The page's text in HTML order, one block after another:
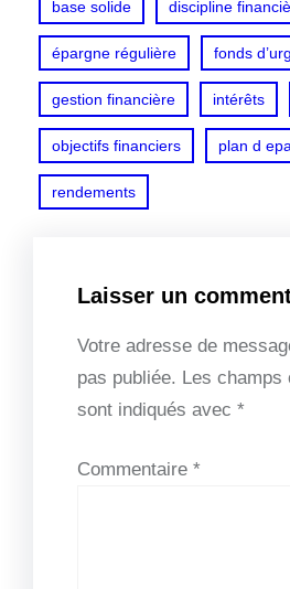
base solide discipline
épargne régulière fonds
gestion financière intérêts
objectifs financiers plan d
rendements
Laisser un
Votre adresse de
pas publiée. Les champs
sont indiqués avec *
Commentaire *